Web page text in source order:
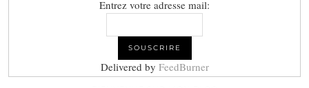
Entrez votre adresse mail:
Delivered by FeedBurner